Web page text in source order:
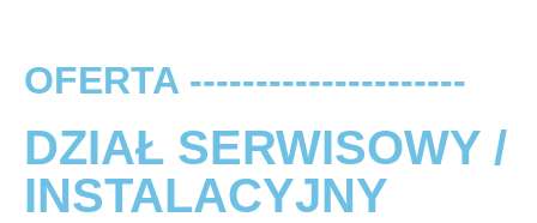
OFERTA ---------------------
DZIAŁ SERWISOWY /
INSTALACYJNY